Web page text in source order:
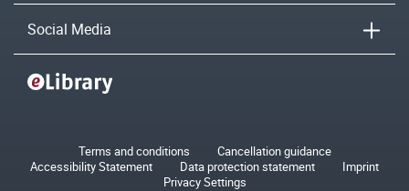
Social Media
Terms and conditions
Cancellation guidance
Accessibility Statement
Data protection statement
Imprint
Privacy Settings